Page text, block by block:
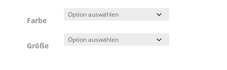
Farbe
Größe